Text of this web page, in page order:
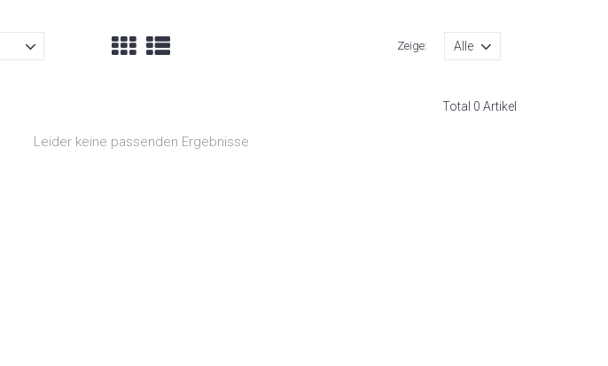
Zeige:
Total 0 Artikel
Leider keine passenden Ergebnisse